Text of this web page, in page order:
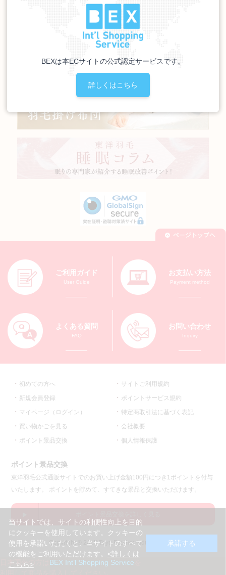
ご利用ガイド
User Guide
お支払い方法
Payment method
よくある質問
FAQ
お問い合わせ
Inquiry
初めての方へ
新規会員登録
マイページ（ログイン）
買い物かごを見る
ポイント景品交換
サイトご利用規約
ポイントサービス規約
特定商取引法に基づく表記
会社概要
個人情報保護
ポイント景品交換
東洋羽毛公式通販サイトでのお買い上げ金額100円につき1ポイントを付与
いたします。 ポイントを貯めて、すてきな景品と交換いただけます。
Copyright ® 2015 Toyo Feather Industry co.,ltd.
当サイトでは、サイトの利便性向上を目的
にクッキーを使用しています。クッキーの
使用を承諾いただくと、当サイトのすべて
の機能をご利用いただけます。 <詳しくは
こちら>
承諾する
日本国外の方は BEX Int’l Shopping Service
BEXは本ECサイトの公式認定サービスです。
詳しくはこちら